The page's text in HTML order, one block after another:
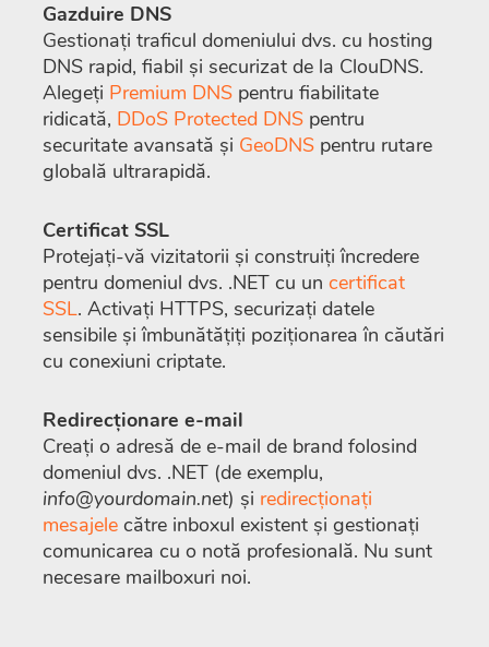
Gazduire DNS
Gestionați traficul domeniului dvs. cu hosting
DNS rapid, fiabil și securizat de la ClouDNS.
Alegeți Premium DNS pentru fiabilitate
ridicată, DDoS Protected DNS pentru
securitate avansată și GeoDNS pentru rutare
globală ultrarapidă.
Certificat SSL
Protejați-vă vizitatorii și construiți încredere
pentru domeniul dvs. .NET cu un certificat
SSL. Activați HTTPS, securizați datele
sensibile și îmbunătățiți poziționarea în căutări
cu conexiuni criptate.
Redirecționare e-mail
Creați o adresă de e-mail de brand folosind
domeniul dvs. .NET (de exemplu,
info@yourdomain.net) și redirecționați
mesajele către inboxul existent și gestionați
comunicarea cu o notă profesională. Nu sunt
necesare mailboxuri noi.